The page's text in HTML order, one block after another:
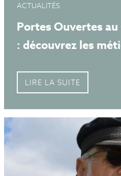
ACTUALITÉS
Portes Ouvertes
: découvrez les
LIRE LA SUITE